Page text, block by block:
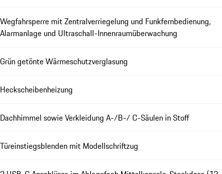
Wegfahrsperre mit Zentralverriegelung und Funkfernbedienung,
Alarmanlage und Ultraschall-Innenraumüberwachung
Grün getönte Wärmeschutzverglasung
Heckscheibenheizung
Dachhimmel sowie Verkleidung A-/B-/ C-Säulen in Stoff
Türeinstiegsblenden mit Modellschriftzug